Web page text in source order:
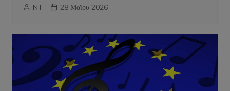
NT 28 Μαΐου 2026